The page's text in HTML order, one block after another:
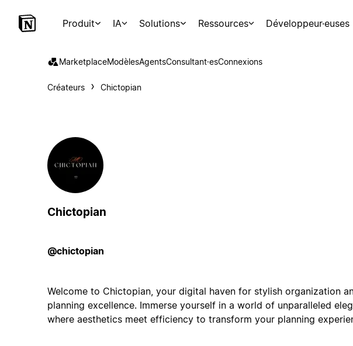
Produit IA Solutions Ressources Développeur·euses
MarketplaceModèlesAgentsConsultant·esConnexions
Créateurs Chictopian
Chictopian
@chictopian
Welcome to Chictopian, your digital haven for stylish organization
planning excellence. Immerse yourself in a world of unparalleled
where aesthetics meet efficiency to transform your planning